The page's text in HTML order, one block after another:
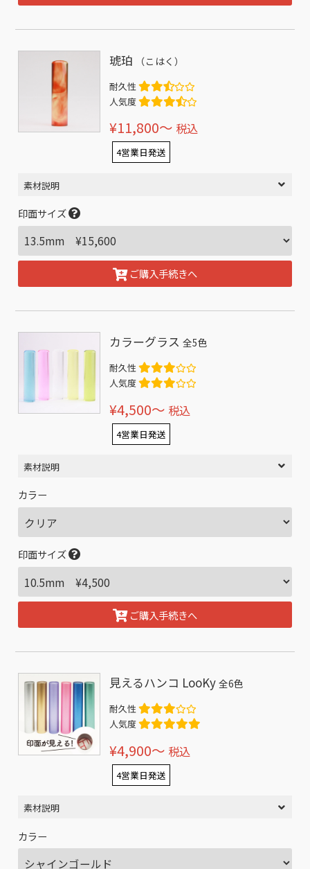
琥珀 （こはく）
耐久性
人気度
¥11,800〜 税込
4営業日発送
素材説明
印面サイズ
ご購入手続きへ
カラーグラス全5色
耐久性
人気度
¥4,500〜 税込
4営業日発送
素材説明
カラー
印面サイズ
ご購入手続きへ
見えるハンコ LooKy全6色
耐久性
人気度
¥4,900〜 税込
4営業日発送
素材説明
カラー